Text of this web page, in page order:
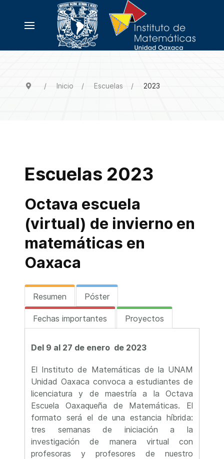
Inicio Escuelas 2023
Escuelas 2023
Octava escuela
(virtual) de invierno en
matemáticas en
Oaxaca
Resumen Póster
Fechas importantes Proyectos
Del 9 al 27 de enero de 2023
El Instituto de Matemáticas de la UNAM
Unidad Oaxaca convoca a estudiantes de
licenciatura y de maestría a la Octava
Escuela Oaxaqueña de Matemáticas. El
formato será el de una estancia híbrida:
tres semanas de iniciación a la
investigación de manera virtual con
profesoras y profesores de nuestro